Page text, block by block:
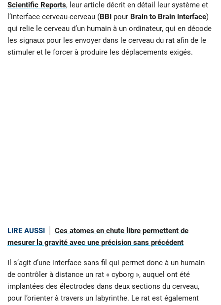
Scientific Reports, leur article décrit en détail leur système et
l’interface cerveau-cerveau (BBI pour Brain to Brain Interface)
qui relie le cerveau d’un humain à un ordinateur, qui en décode
les signaux pour les envoyer dans le cerveau du rat afin de le
stimuler et le forcer à produire les déplacements exigés.
LIRE AUSSI
Ces atomes en chute libre permettent de
mesurer la gravité avec une précision sans précédent
Il s’agit d’une interface sans fil qui permet donc à un humain
de contrôler à distance un rat « cyborg », auquel ont été
implantées des électrodes dans deux sections du cerveau,
pour l’orienter à travers un labyrinthe. Le rat est également